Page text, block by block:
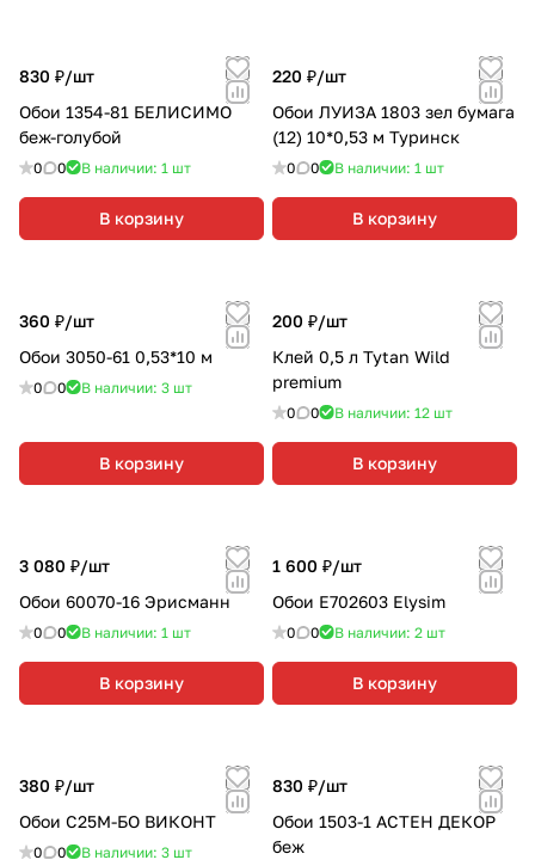
830 ₽/шт
Обои 1354-81 БЕЛИСИМО
беж-голубой
0 0 В наличии: 1 шт
В корзину
220 ₽/шт
Обои ЛУИЗА 1803 зел бумага
(12) 10*0,53 м Туринск
0 0 В наличии: 1 шт
В корзину
360 ₽/шт
Обои 3050-61 0,53*10 м
0 0 В наличии: 3 шт
В корзину
200 ₽/шт
Клей 0,5 л Tytan Wild
premium
0 0 В наличии: 12 шт
В корзину
3 080 ₽/шт
Обои 60070-16 Эрисманн
0 0 В наличии: 1 шт
В корзину
1 600 ₽/шт
Обои Е702603 Elysim
0 0 В наличии: 2 шт
В корзину
380 ₽/шт
Обои С25М-БО ВИКОНТ
0 0 В наличии: 3 шт
830 ₽/шт
Обои 1503-1 АСТЕН ДЕКОР
беж